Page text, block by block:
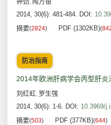
,
2014, 30(6): 481-484. DOI:
摘要(2824) PDF (1302KB)(
防治指南
2014年欧洲肝病学会丙型肝
刘红虹, 罗生强
2014, 30(6): 1-6. DOI: 10.3969/
摘要(503) PDF (377KB)(644)